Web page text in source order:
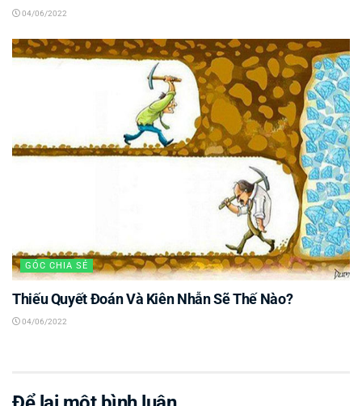
04/06/2022
GÓC CHIA SẺ
Thiếu Quyết Đoán Và Kiên Nhẫn Sẽ Thế Nào?
04/06/2022